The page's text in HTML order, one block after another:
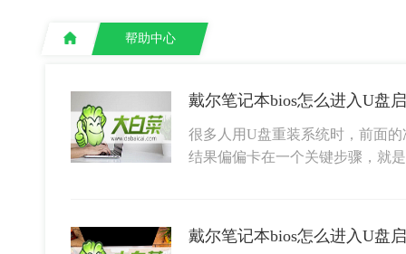
帮助中心
很多人用U盘重装系统时，前面
结果偏偏卡在一个关键步骤，就